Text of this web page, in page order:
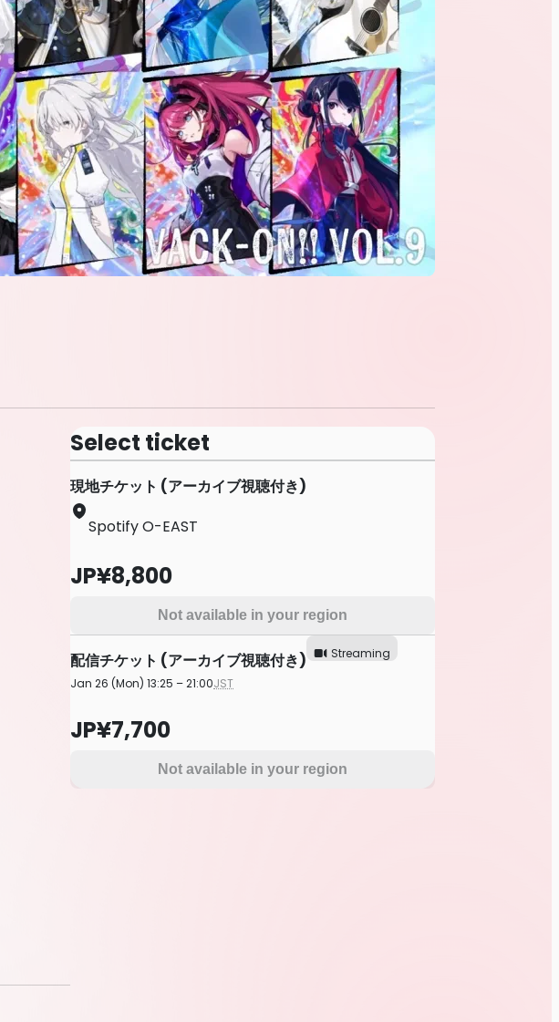
Select ticket
現地チケット (アーカイブ視聴付き)
Spotify O-EAST
JP¥8,800
Not available in your region
配信チケット (アーカイブ視聴付き)
Streaming
Jan 26 (Mon) 13:25 – 21:00JST
JP¥7,700
Not available in your region